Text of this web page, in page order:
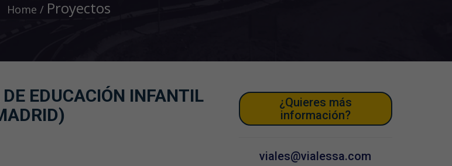
Home Proyectos
EDUCACIÓN INFANTIL
¿Quieres más
información?
viales@vialessa.com